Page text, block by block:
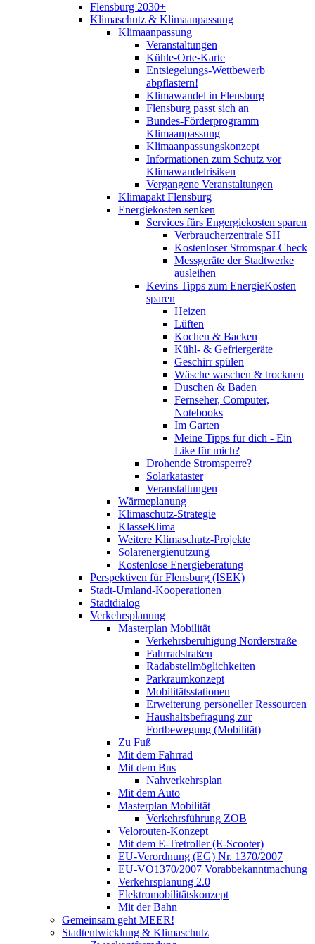
Flensburg 2030+
Klimaschutz & Klimaanpassung
Klimaanpassung
Veranstaltungen
Kühle-Orte-Karte
Entsiegelungs-Wettbewerb
abpflastern!
Klimawandel in Flensburg
Flensburg passt sich an
Bundes-Förderprogramm
Klimaanpassung
Klimaanpassungskonzept
Informationen zum Schutz vor
Klimawandelrisiken
Vergangene Veranstaltungen
Klimapakt Flensburg
Energiekosten senken
Services fürs Engergiekosten sparen
Verbraucherzentrale SH
Kostenloser Stromspar-Check
Messgeräte der Stadtwerke
ausleihen
Kevins Tipps zum EnergieKosten
sparen
Heizen
Lüften
Kochen & Backen
Kühl- & Gefriergeräte
Geschirr spülen
Wäsche waschen & trocknen
Duschen & Baden
Fernseher, Computer,
Notebooks
Im Garten
Meine Tipps für dich - Ein
Like für mich?
Drohende Stromsperre?
Solarkataster
Veranstaltungen
Wärmeplanung
Klimaschutz-Strategie
KlasseKlima
Weitere Klimaschutz-Projekte
Solarenergienutzung
Kostenlose Energieberatung
Perspektiven für Flensburg (ISEK)
Stadt-Umland-Kooperationen
Stadtdialog
Verkehrsplanung
Masterplan Mobilität
Verkehrsberuhigung Norderstraße
Fahrradstraßen
Radabstellmöglichkeiten
Parkraumkonzept
Mobilitätsstationen
Erweiterung personeller Ressourcen
Haushaltsbefragung zur
Fortbewegung (Mobilität)
Zu Fuß
Mit dem Fahrrad
Mit dem Bus
Nahverkehrsplan
Mit dem Auto
Masterplan Mobilität
Verkehrsführung ZOB
Velorouten-Konzept
Mit dem E-Tretroller (E-Scooter)
EU-Verordnung (EG) Nr. 1370/2007
EU-VO1370/2007 Vorabbekanntmachung
Verkehrsplanung 2.0
Elektromobilitätskonzept
Mit der Bahn
Gemeinsam geht MEER!
Stadtentwicklung & Klimaschutz